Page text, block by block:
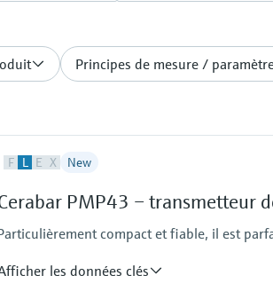
Principes de mesure /
F L E X New
PMP43 – transmetteur
compact et fiable, il est
les données clés